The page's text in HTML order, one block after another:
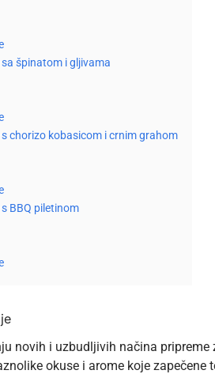
špinatom i gljivama
chorizo kobasicom i crnim grahom
BBQ piletinom
novih i uzbudljivih načina
okuse i arome koje